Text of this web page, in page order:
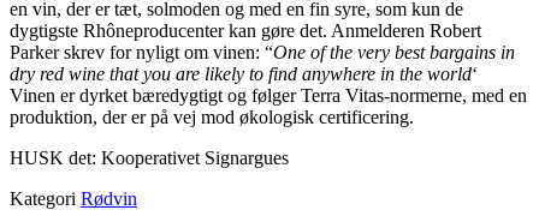
en vin, der er tæt, solmoden og med en fin syre, som kun de
dygtigste Rhôneproducenter kan gøre det. Anmelderen Robert
Parker skrev for nyligt om vinen: “One of the very best bargains in
dry red wine that you are likely to find anywhere in the world‘
Vinen er dyrket bæredygtigt og følger Terra Vitas-normerne, med en
produktion, der er på vej mod økologisk certificering.
HUSK det: Kooperativet Signargues
Kategori Rødvin